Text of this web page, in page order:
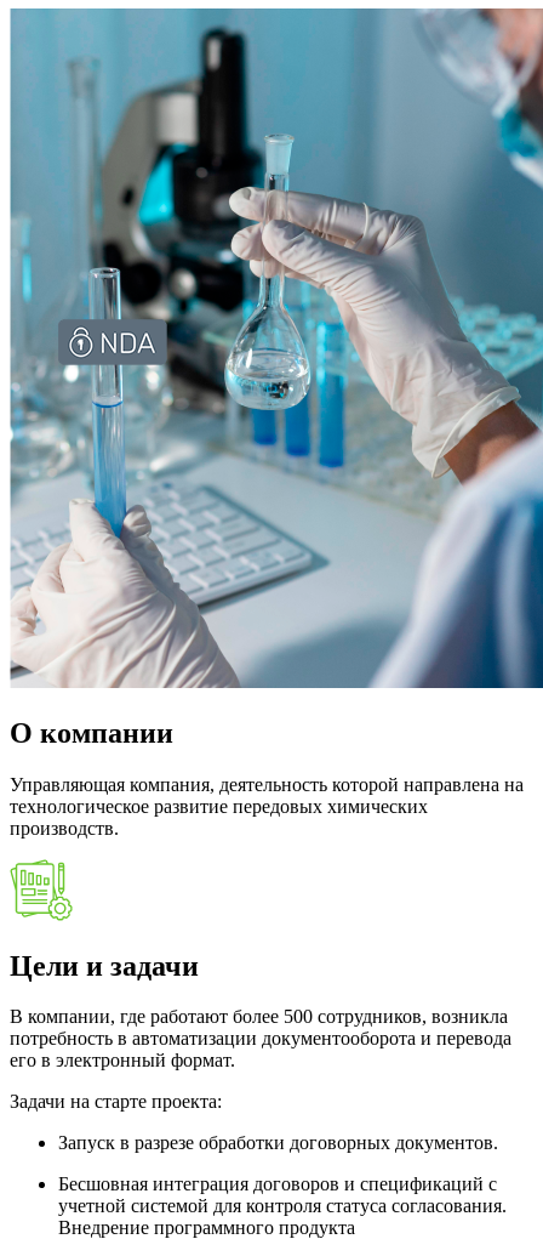
О компании
Управляющая компания, деятельность которой направлена на
технологическое развитие передовых химических
производств.
Цели и задачи
В компании, где работают более 500 сотрудников, возникла
потребность в автоматизации документооборота и перевода
его в электронный формат.
Задачи на старте проекта:
Запуск в разрезе обработки договорных документов.
Бесшовная интеграция договоров и спецификаций с
учетной системой для контроля статуса согласования.
Внедрение программного продукта